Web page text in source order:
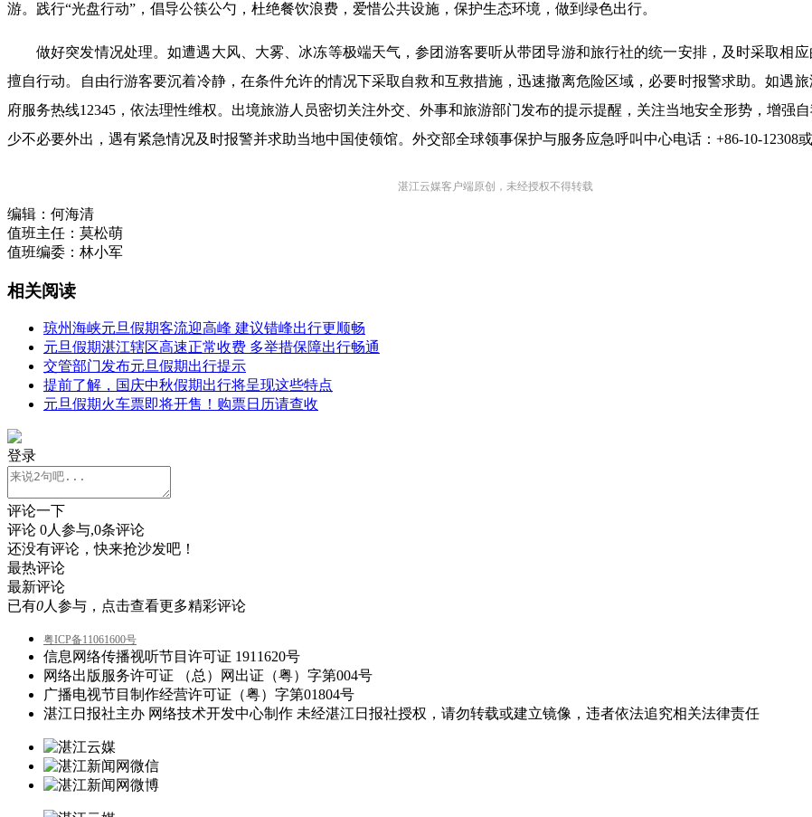
游。践行“光盘行动”，倡导公筷公勺，杜绝餐饮浪费，爱惜公共设施，保护生态环境，做到绿色出行。
做好突发情况处理。如遭遇大风、大雾、冰冻等极端天气，参团游客要听从带团导游和旅行社的统一安排，及时采取相
擅自行动。自由行游客要沉着冷静，在条件允许的情况下采取自救和互救措施，迅速撤离危险区域，必要时报警求助。如遇
府服务热线12345，依法理性维权。出境旅游人员密切关注外交、外事和旅游部门发布的提示提醒，关注当地安全形势，增强
少不必要外出，遇有紧急情况及时报警并求助当地中国使领馆。外交部全球领事保护与服务应急呼叫中心电话：+86-10-12308或
湛江云媒客户端原创，未经授权不得转载
编辑： 何海清
值班主任： 莫松萌
值班编委： 林小军
相关阅读
琼州海峡元旦假期客流迎高峰 建议错峰出行更顺畅
元旦假期湛江辖区高速正常收费 多举措保障出行畅通
交管部门发布元旦假期出行提示
提前了解，国庆中秋假期出行将呈现这些特点
元旦假期火车票即将开售！购票日历请查收
登录
评论一下
评论 0人参与,0条评论
还没有评论，快来抢沙发吧！
最热评论
最新评论
已有0人参与，点击查看更多精彩评论
粤ICP备11061600号
信息网络传播视听节目许可证 1911620号
网络出版服务许可证 （总）网出证（粤）字第004号
广播电视节目制作经营许可证（粤）字第01804号
湛江日报社主办 网络技术开发中心制作 未经湛江日报社授权，请勿转载或建立镜像，违者依法追究相关法律责任